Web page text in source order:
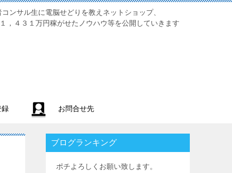
者コンサル生に電脳せどりを教えネットショップ、
，４３１万円稼がせたノウハウ等を公開していきます
録 お問合せ先
ブログランキング
ポチよろしくお願い致します。